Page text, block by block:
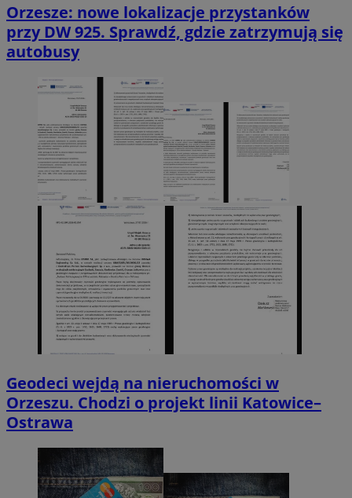
Orzesze: nowe lokalizacje przystanków
przy DW 925. Sprawdź, gdzie zatrzymują się
autobusy
Geodeci wejdą na nieruchomości w
Orzeszu. Chodzi o projekt linii Katowice–
Ostrawa